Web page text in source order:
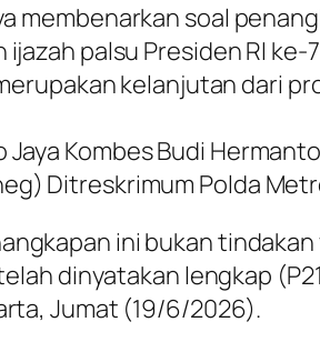
membenarkan soal
palsu Presiden RI
kelanjutan dari
Jaya Kombes Budi
Ditreskrimum Polda
ini bukan
dinyatakan lengkap
Jumat (19/6/2026).